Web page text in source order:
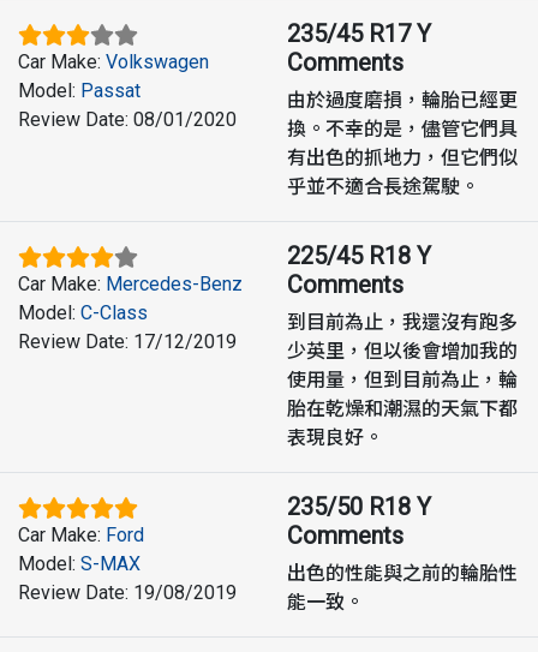
Car Make: Volkswagen
Model: Passat
Review Date: 08/01/2020
235/45 R17 Y
Comments
由於過度磨損，輪胎已經更
換。不幸的是，儘管它們具
有出色的抓地力，但它們似
乎並不適合長途駕駛。
Car Make: Mercedes-Benz
Model: C-Class
Review Date: 17/12/2019
225/45 R18 Y
Comments
到目前為止，我還沒有跑多
少英里，但以後會增加我的
使用量，但到目前為止，輪
胎在乾燥和潮濕的天氣下都
表現良好。
Car Make: Ford
Model: S-MAX
Review Date: 19/08/2019
235/50 R18 Y
Comments
出色的性能與之前的輪胎性
能一致。